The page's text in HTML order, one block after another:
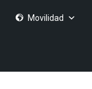
Movilidad